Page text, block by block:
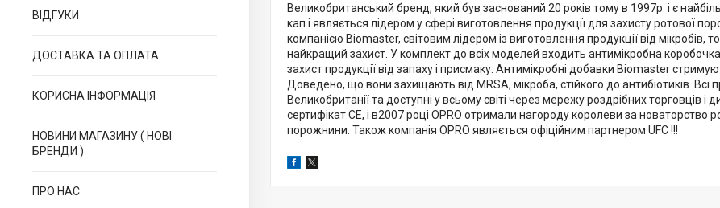
ВІДГУКИ
ДОСТАВКА ТА ОПЛАТА
КОРИСНА ІНФОРМАЦІЯ
НОВИНИ МАГАЗИНУ ( НОВІ
БРЕНДИ )
ПРО НАС
Великобританський бренд, який був заснований 20 років тому в 1997р. і є
кап і являється лідером у сфері виготовлення продукції для захисту ротової
компанією Biomaster, світовим лідером із виготовлення продукції від
найкращий захист. У комплект до всіх моделей входить антимікробна
захист продукції від запаху і присмаку. Антимікробні добавки Biomaster
Доведено, що вони захищають від MRSA, мікроба, стійкого до антибіотиків. Всі
Великобританії та доступні у всьому світі через мережу роздрібних торговців і
сертифікат СЕ, і в2007 році OPRO отримали нагороду королеви за новаторство
порожнини. Також компанія OPRO являється офіційним партнером UFC !!!